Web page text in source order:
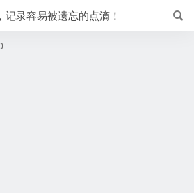
记录容易被遗忘的点滴！